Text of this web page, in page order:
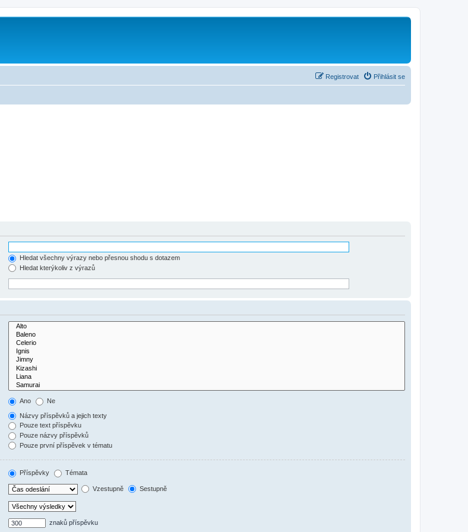
Přihlásit se
Registrovat
Hledat všechny výrazy nebo přesnou shodu s dotazem
Hledat kterýkoliv z výrazů
Ano Ne
Názvy příspěvků a jejich texty
Pouze text příspěvku
Pouze názvy příspěvků
Pouze první příspěvek v tématu
Příspěvky Témata
Vzestupně Sestupně
znaků příspěvku